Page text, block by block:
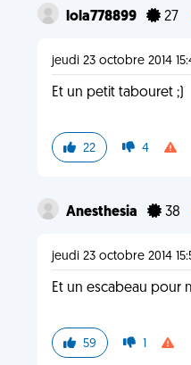
lola778899 27
jeudi 23 octobre 2014
Et un petit tabouret ;)
22 4
Anesthesia 38
jeudi 23 octobre 2014
Et un escabeau pour
59 1